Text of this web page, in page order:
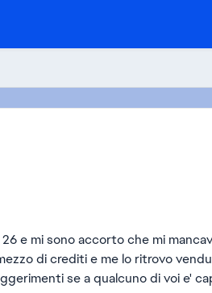
e mi sono accorto che mi
di crediti e me lo ritrovo
se a qualcuno di voi e'